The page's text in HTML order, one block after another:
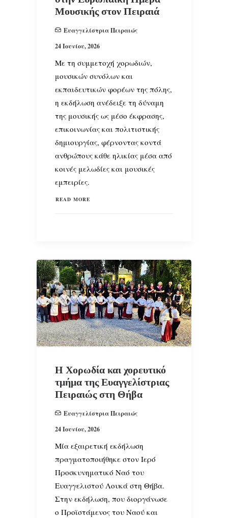
Μουσικής στον Πειραιά
Ευαγγελίστρια Πειραιώς
24 Ιουνίου, 2026
Με τη συμμετοχή χορωδιών,
μουσικών συνόλων και
εκπαιδευτικών φορέων της πόλης,
η εκδήλωση ανέδειξε τη δύναμη
της μουσικής ως μέσο έκφρασης,
επικοινωνίας και πολιτιστικής
δημιουργίας, φέρνοντας κοντά
ανθρώπους κάθε ηλικίας μέσα από
κοινές μελωδίες και μουσικές
εμπειρίες.
READ MORE
Η Χορωδία και χορευτικό
τμήμα της Ευαγγελίστριας
Πειραιώς στη Θήβα
Ευαγγελίστρια Πειραιώς
24 Ιουνίου, 2026
Μία εξαιρετική εκδήλωση
πραγματοποιήθηκε στον Ιερό
Προσκυνηματικό Ναό του
Ευαγγελιστού Λουκά στη Θήβα.
Στην εκδήλωση, που διοργάνωσε
ο Προϊστάμενος του Ναού και